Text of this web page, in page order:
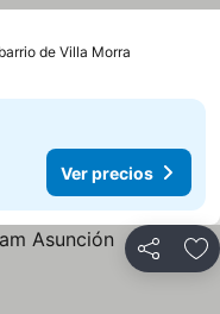
de Villa Morra
Ver precios
Compartir